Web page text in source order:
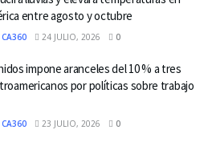
entre agosto y octubre
24 JULIO, 2026 0
impone aranceles del 10 % a tres
por políticas sobre trabajo
23 JULIO, 2026 0